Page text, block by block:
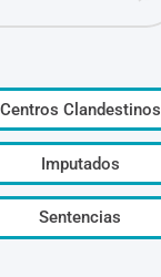
Centros Clandestinos
Imputados
Sentencias